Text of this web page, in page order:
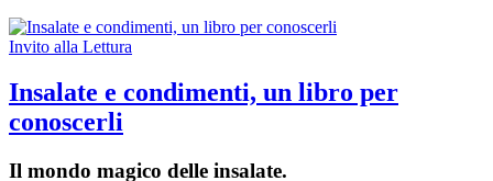
Invito alla Lettura
Insalate e condimenti, un libro per
conoscerli
Il mondo magico delle insalate.